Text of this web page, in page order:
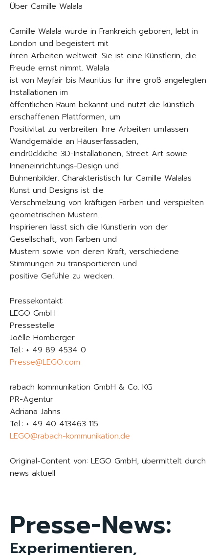
Über Camille Walala
Camille Walala wurde in Frankreich geboren, lebt in
London und begeistert mit
ihren Arbeiten weltweit. Sie ist eine Künstlerin, die
Freude ernst nimmt. Walala
ist von Mayfair bis Mauritius für ihre groß angelegten
Installationen im
öffentlichen Raum bekannt und nutzt die künstlich
erschaffenen Plattformen, um
Positivität zu verbreiten. Ihre Arbeiten umfassen
Wandgemälde an Häuserfassaden,
eindrückliche 3D-Installationen, Street Art sowie
Inneneinrichtungs-Design und
Bühnenbilder. Charakteristisch für Camille Walalas
Kunst und Designs ist die
Verschmelzung von kräftigen Farben und verspielten
geometrischen Mustern.
Inspirieren lässt sich die Künstlerin von der
Gesellschaft, von Farben und
Mustern sowie von deren Kraft, verschiedene
Stimmungen zu transportieren und
positive Gefühle zu wecken.
Pressekontakt:
LEGO GmbH
Pressestelle
Joëlle Homberger
Tel.: + 49 89 4534 0
Presse@LEGO.com
rabach kommunikation GmbH & Co. KG
PR-Agentur
Adriana Jahns
Tel.: + 49 40 413463 115
LEGO@rabach-kommunikation.de
Original-Content von: LEGO GmbH, übermittelt durch
news aktuell
Presse-News:
Experimentieren,